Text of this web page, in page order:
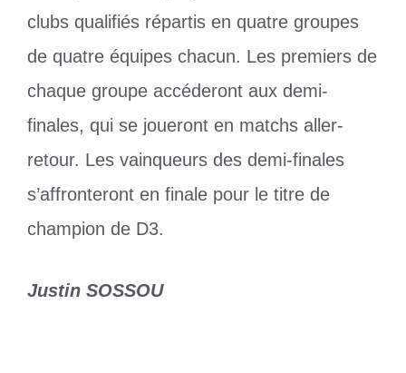
clubs qualifiés répartis en quatre groupes
de quatre équipes chacun. Les premiers de
chaque groupe accéderont aux demi-
finales, qui se joueront en matchs aller-
retour. Les vainqueurs des demi-finales
s’affronteront en finale pour le titre de
champion de D3.
Justin SOSSOU